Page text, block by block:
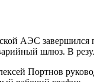
АЭС
шлюз. В
Портнов